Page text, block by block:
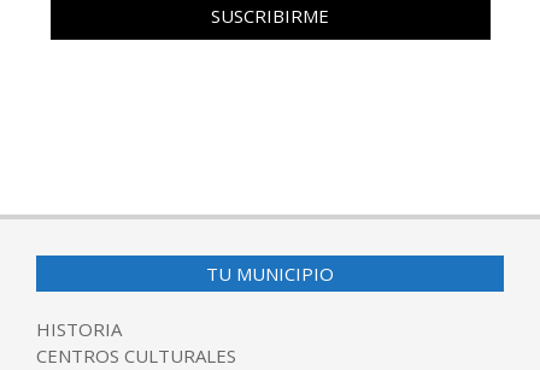
TU MUNICIPIO
HISTORIA
CENTROS CULTURALES